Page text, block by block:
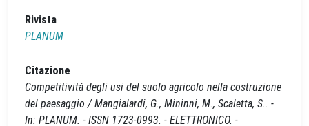
Rivista
PLANUM
Citazione
Competitività degli usi del suolo agricolo nella costruzione
del paesaggio / Mangialardi, G., Mininni, M., Scaletta, S.. -
In: PLANUM. - ISSN 1723-0993. - ELETTRONICO. -